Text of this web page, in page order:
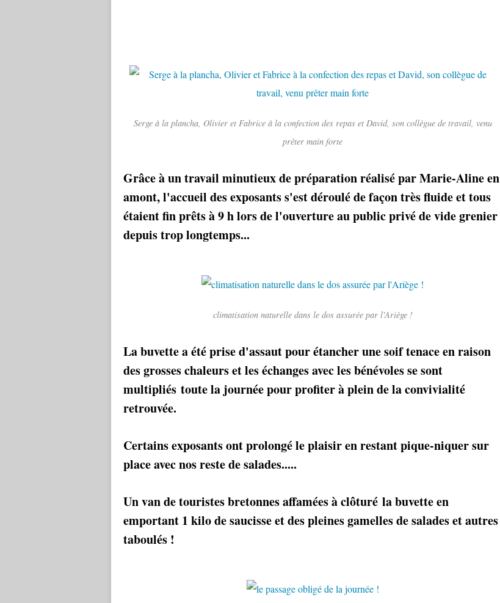
Serge à la plancha, Olivier et Fabrice à la confection des repas et David, son collègue de travail, venu
prêter main forte
Grâce à un travail minutieux de préparation réalisé par Marie-Aline en
amont, l'accueil des exposants s'est déroulé de façon très fluide et tous
étaient fin prêts à 9 h lors de l'ouverture au public privé de vide grenier
depuis trop longtemps...
climatisation naturelle dans le dos assurée par l'Ariège !
La buvette a été prise d'assaut pour étancher une soif tenace en raison
des grosses chaleurs et les échanges avec les bénévoles se sont
multipliés toute la journée pour profiter à plein de la convivialité
retrouvée.
Certains exposants ont prolongé le plaisir en restant pique-niquer sur
place avec nos reste de salades.....
Un van de touristes bretonnes affamées à clôturé la buvette en
emportant 1 kilo de saucisse et des pleines gamelles de salades et autres
taboulés !